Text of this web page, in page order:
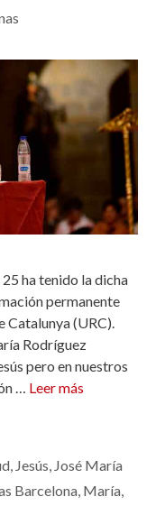
ha tenido la dicha
permanente
Catalunya (URC).
Rodríguez
pero en nuestros
… Leer más
, Jesús, José María
Barcelona, María,